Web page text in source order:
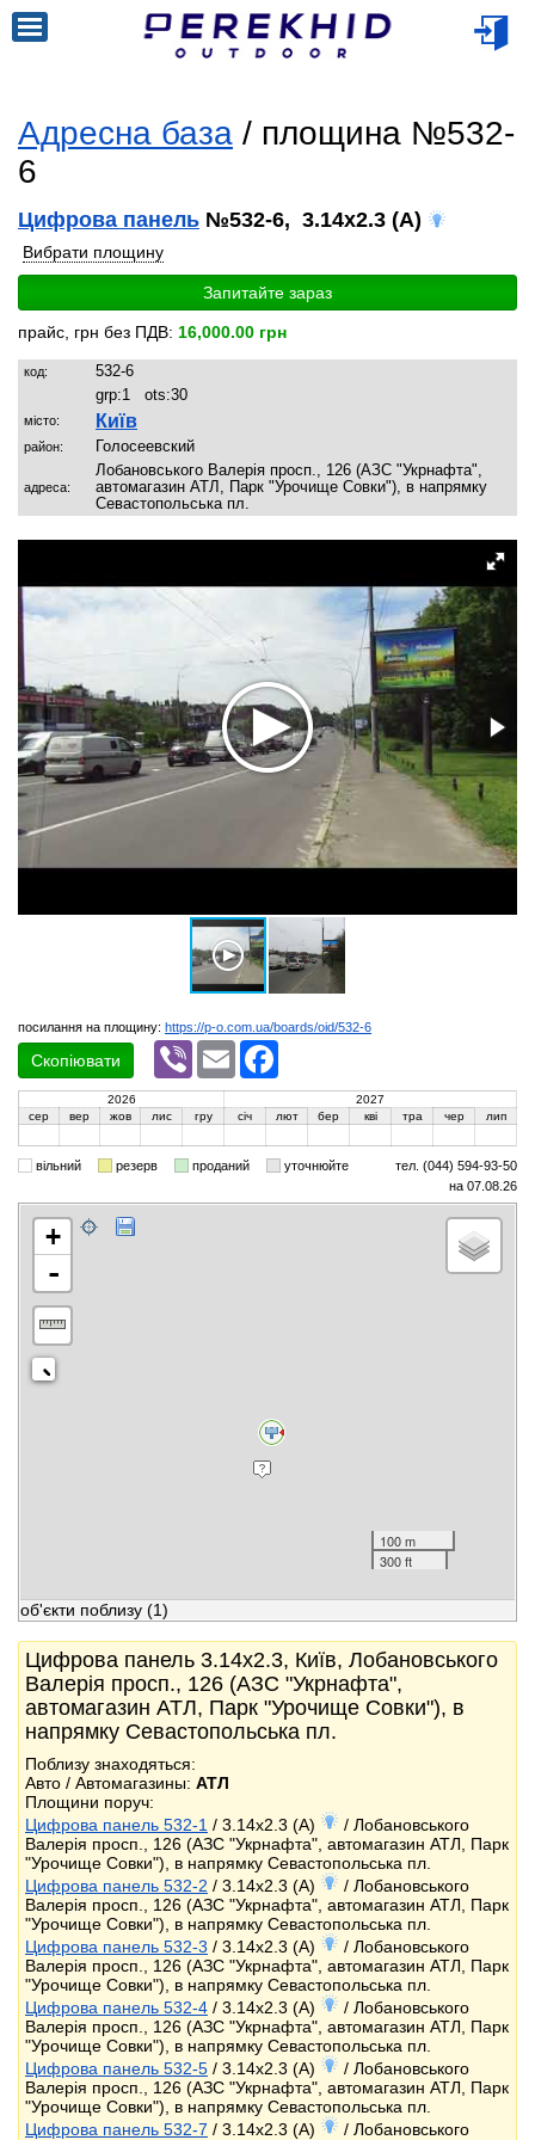
Адресна база / площина №532-
6
Цифрова панель №532-6, 3.14x2.3 (A)
Вибрати площину
Запитайте зараз
прайс, грн без ПДВ: 16,000.00 грн
код:
532-6
grp:1 ots:30
місто: Київ
район: Голосеевский
адреса:
Лобановського Валерія просп., 126 (АЗС "Укрнафта",
автомагазин АТЛ, Парк "Урочище Совки"), в напрямку
Севастопольська пл.
посилання на площину: https://p-o.com.ua/boards/oid/532-6
Скопіювати
Viber Email
2026
2027
сер
вер жов лис гру січ лют бер кві тра чер лип
вільний резерв проданий уточнюйте
тел. (044) 594-93-50
на 07.08.26
+
-
100 m
300 ft
об'єкти поблизу (1)
Цифрова панель 3.14x2.3, Київ, Лобановського
Валерія просп., 126 (АЗС "Укрнафта",
автомагазин АТЛ, Парк "Урочище Совки"), в
напрямку Севастопольська пл.
Поблизу знаходяться:
Авто / Автомагазины: АТЛ
Площини поруч:
Цифрова панель 532-1 / 3.14x2.3 (A)
/ Лобановського
Валерія просп., 126 (АЗС "Укрнафта", автомагазин АТЛ, Парк
"Урочище Совки"), в напрямку Севастопольська пл.
Цифрова панель 532-2 / 3.14x2.3 (A)
/ Лобановського
Валерія просп., 126 (АЗС "Укрнафта", автомагазин АТЛ, Парк
"Урочище Совки"), в напрямку Севастопольська пл.
Цифрова панель 532-3 / 3.14x2.3 (A)
/ Лобановського
Валерія просп., 126 (АЗС "Укрнафта", автомагазин АТЛ, Парк
"Урочище Совки"), в напрямку Севастопольська пл.
Цифрова панель 532-4 / 3.14x2.3 (A)
/ Лобановського
Валерія просп., 126 (АЗС "Укрнафта", автомагазин АТЛ, Парк
"Урочище Совки"), в напрямку Севастопольська пл.
Цифрова панель 532-5 / 3.14x2.3 (A)
/ Лобановського
Валерія просп., 126 (АЗС "Укрнафта", автомагазин АТЛ, Парк
"Урочище Совки"), в напрямку Севастопольська пл.
Цифрова панель 532-7 / 3.14x2.3 (A)
/ Лобановського